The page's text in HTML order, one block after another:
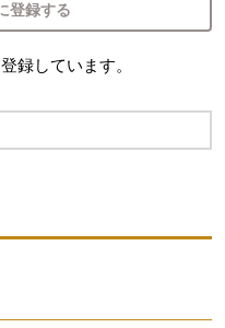
登録する
録しています。